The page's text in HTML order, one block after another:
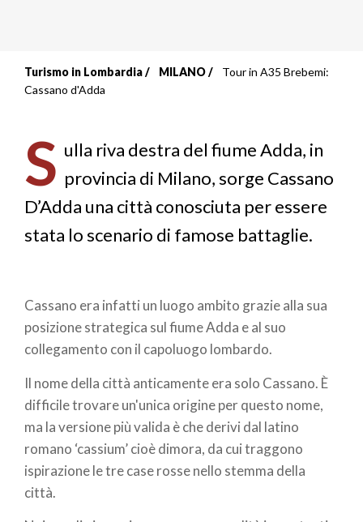
Briciole
pane
Turismo in Lombardia MILANO
Tour in A35 Brebemi:
Cassano d'Adda
S ulla riva destra del fiume Adda, in
provincia di Milano, sorge Cassano
D’Adda una città conosciuta per essere
stata lo scenario di famose battaglie.
Cassano era infatti un luogo ambito grazie alla sua
posizione strategica sul fiume Adda e al suo
collegamento con il capoluogo lombardo.
Il nome della città anticamente era solo Cassano. È
difficile trovare un'unica origine per questo nome,
ma la versione più valida è che derivi dal latino
romano ‘cassium’ cioè dimora, da cui traggono
ispirazione le tre case rosse nello stemma della
città.